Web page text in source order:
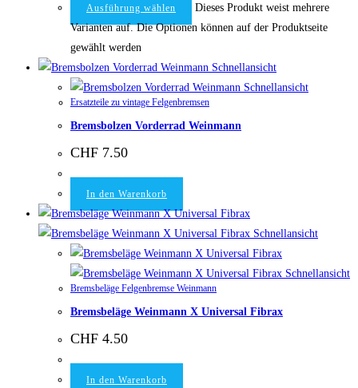
Ausführung wählen
Dieses Produkt weist mehrere
Varianten auf. Die Optionen können auf der Produktseite
gewählt werden
Schnellansicht
Schnellansicht
Ersatzteile zu vintage Felgenbremsen
Bremsbolzen Vorderrad Weinmann
CHF 7.50
In den Warenkorb
Schnellansicht
Schnellansicht
Bremsbeläge Felgenbremse Weinmann
Bremsbeläge Weinmann X Universal Fibrax
CHF 4.50
In den Warenkorb